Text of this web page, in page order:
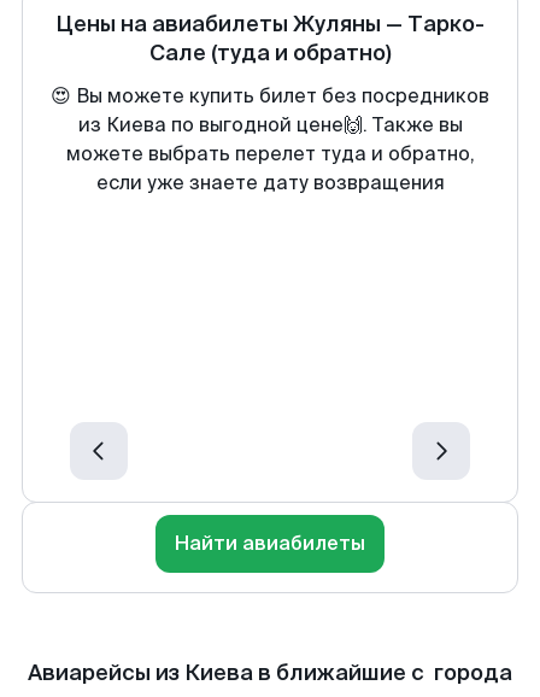
Цены на авиабилеты Жуляны — Тарко-
Сале (туда и обратно)
😍 Вы можете купить билет без посредников
из Киева по выгодной цене🙌. Также вы
можете выбрать перелет туда и обратно,
если уже знаете дату возвращения
Найти авиабилеты
Авиарейсы из Киева в ближайшие с города